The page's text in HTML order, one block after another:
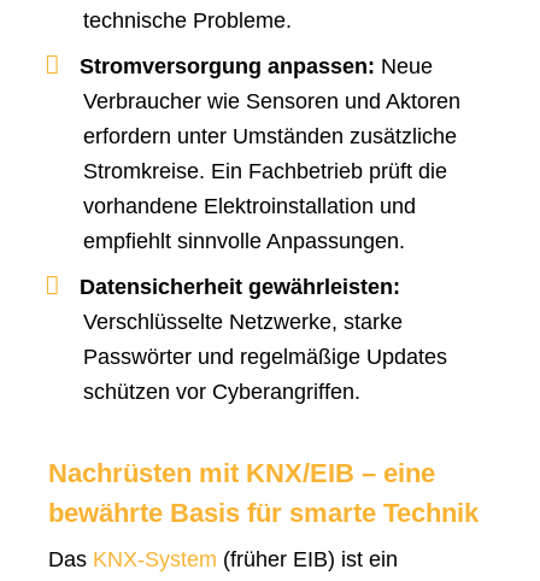
technische Probleme.
Stromversorgung anpassen: Neue
Verbraucher wie Sensoren und Aktoren
erfordern unter Umständen zusätzliche
Stromkreise. Ein Fachbetrieb prüft die
vorhandene Elektroinstallation und
empfiehlt sinnvolle Anpassungen.
Datensicherheit gewährleisten:
Verschlüsselte Netzwerke, starke
Passwörter und regelmäßige Updates
schützen vor Cyberangriffen.
Nachrüsten mit KNX/EIB – eine
bewährte Basis für smarte Technik
Das KNX-System (früher EIB) ist ein